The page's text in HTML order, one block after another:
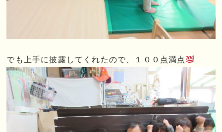
でも上手に披露してくれたので、１００点満点